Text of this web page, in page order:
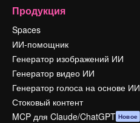
Продукция
Spaces
ИИ-помощник
Генератор изображений ИИ
Генератор видео ИИ
Генератор голоса на основе ИИ
Стоковый контент
MCP для Claude/ChatGPT Новое